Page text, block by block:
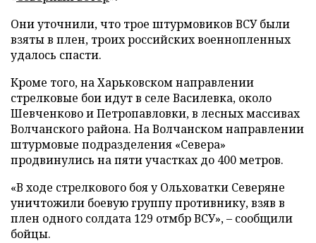
Они уточнили, что трое штурмовиков ВСУ были
взяты в плен, троих российских военнопленных
удалось спасти.
Кроме того, на Харьковском направлении
стрелковые бои идут в селе Василевка, около
Шевченково и Петропавловки, в лесных массивах
Волчанского района. На Волчанском направлении
штурмовые подразделения «Севера»
продвинулись на пяти участках до 400 метров.
«В ходе стрелкового боя у Ольховатки Северяне
уничтожили боевую группу противнику, взяв в
плен одного солдата 129 отмбр ВСУ», – сообщили
бойцы.